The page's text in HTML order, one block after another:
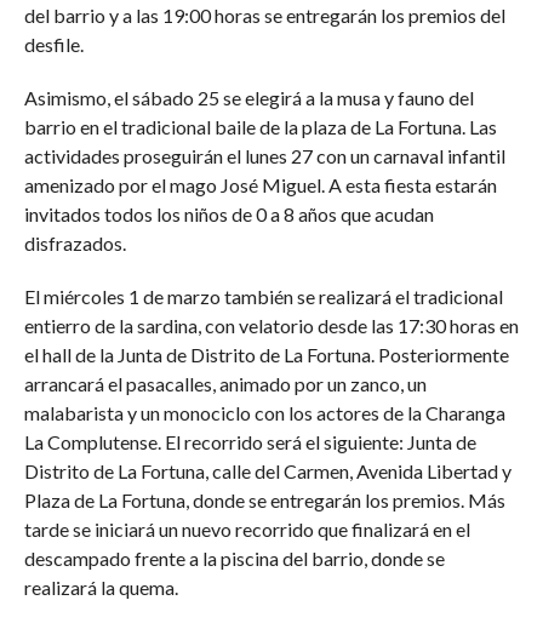
del barrio y a las 19:00 horas se entregarán los premios del
desfile.
Asimismo, el sábado 25 se elegirá a la musa y fauno del
barrio en el tradicional baile de la plaza de La Fortuna. Las
actividades proseguirán el lunes 27 con un carnaval infantil
amenizado por el mago José Miguel. A esta fiesta estarán
invitados todos los niños de 0 a 8 años que acudan
disfrazados.
El miércoles 1 de marzo también se realizará el tradicional
entierro de la sardina, con velatorio desde las 17:30 horas en
el hall de la Junta de Distrito de La Fortuna. Posteriormente
arrancará el pasacalles, animado por un zanco, un
malabarista y un monociclo con los actores de la Charanga
La Complutense. El recorrido será el siguiente: Junta de
Distrito de La Fortuna, calle del Carmen, Avenida Libertad y
Plaza de La Fortuna, donde se entregarán los premios. Más
tarde se iniciará un nuevo recorrido que finalizará en el
descampado frente a la piscina del barrio, donde se
realizará la quema.